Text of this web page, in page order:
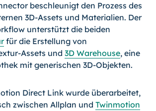
beschleunigt den Prozess des
3D-Assets und Materialien. Der
unterstützt die beiden
für die Erstellung von
Assets und 3D Warehouse, eine
mit generischen 3D-Objekten.
Direct Link wurde überarbeitet,
zwischen Allplan und Twinmotion